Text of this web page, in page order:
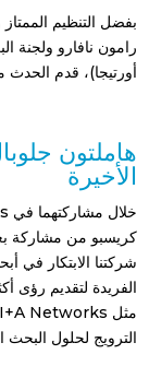
بفضل التنظيم
رامون نافارو ولجنة
أورتيجا)، قدم الحدث
هاملتون
الأخيرة
كريسبو من مشاركة
شركتنا الابتكار في
الفريدة لتقديم رؤى
الترويج لحلول